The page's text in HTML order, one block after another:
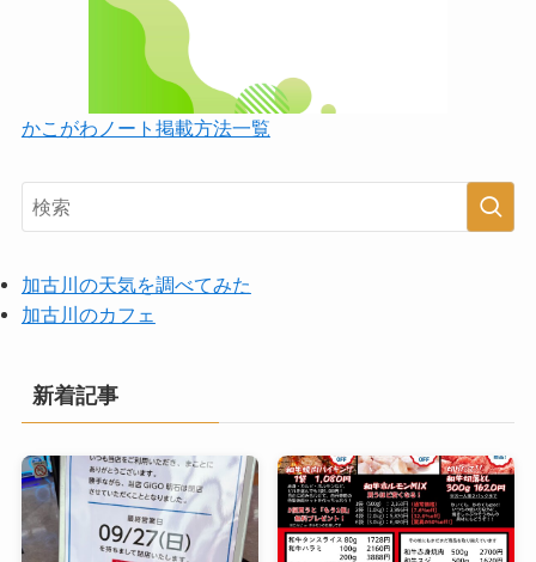
かこがわノート掲載方法一覧
加古川の天気を調べてみた
加古川のカフェ
新着記事